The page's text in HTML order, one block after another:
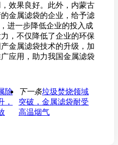
效果良好。此外，内蒙古
金属滤袋的企业，给予滤
进一步降低企业的投入成
，不仅降低了企业的环保
金属滤袋技术的升级，加
应用，助力我国金属滤袋
除
，
下一条垃圾焚烧领域
突破，金属滤袋耐受
高温烟气